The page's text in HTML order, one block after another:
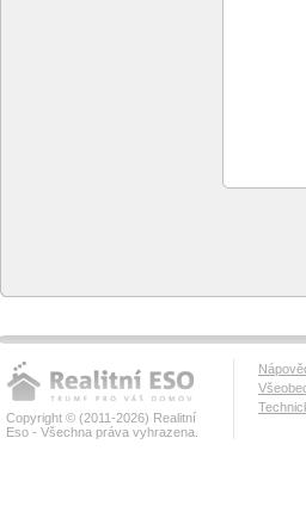
Copyright © (2011-2026) Realitní
Eso - Všechna práva vyhrazena.